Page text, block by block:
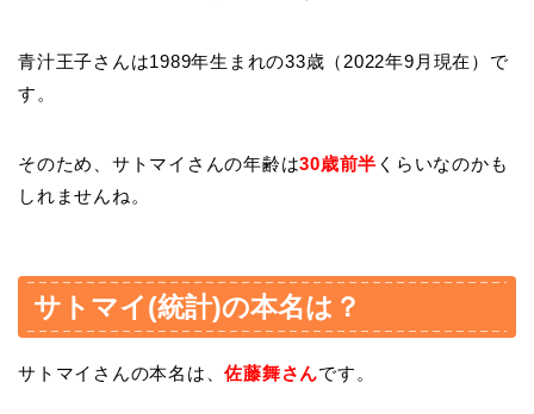
青汁王子さんは1989年生まれの33歳（2022年9月現在）で
す。
そのため、サトマイさんの年齢は30歳前半 くらいなのかも
しれませんね。
サトマイ(統計)の本名は？
サトマイさんの本名は、佐藤舞さんです。